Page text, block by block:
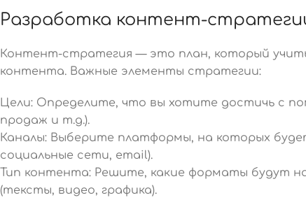
Разработка контент-
Контент-стратегия — это план, который
контента. Важные элементы стратегии:
Цели: Определите, что вы хотите достичь с
продаж и т.д.).
Каналы: Выберите платформы, на которых
социальные сети, email).
Тип контента: Решите, какие форматы будут
(тексты, видео, графика).